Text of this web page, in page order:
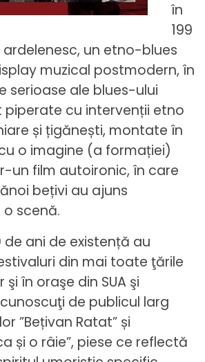
în
199
un etno-blues
muzical postmodern, în
serioase ale blues-ului
piperate cu intervenții etno
și țigănești, montate în
o imagine (a formației)
un film autoironic, în care
bețivi au ajuns
scenă.
de ani de existență au
din mai toate ţările
şi în oraşe din SUA şi
de publicul larg
”Bețivan Ratat” și
și o râie”, piese ce reflectă